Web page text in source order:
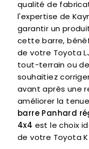
qualité de
l'expertise de
garantir un
cette barre,
de votre Toyota
tout-terrain ou
souhaitiez
avant après une
améliorer la
barre Panhard
4x4 est le choix
de votre Toyota